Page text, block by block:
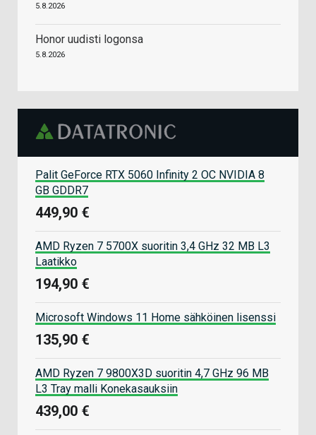
5.8.2026
Honor uudisti logonsa
5.8.2026
Palit GeForce RTX 5060 Infinity 2 OC NVIDIA 8
GB GDDR7
449,90 €
AMD Ryzen 7 5700X suoritin 3,4 GHz 32 MB L3
Laatikko
194,90 €
Microsoft Windows 11 Home sähköinen lisenssi
135,90 €
AMD Ryzen 7 9800X3D suoritin 4,7 GHz 96 MB
L3 Tray malli Konekasauksiin
439,00 €